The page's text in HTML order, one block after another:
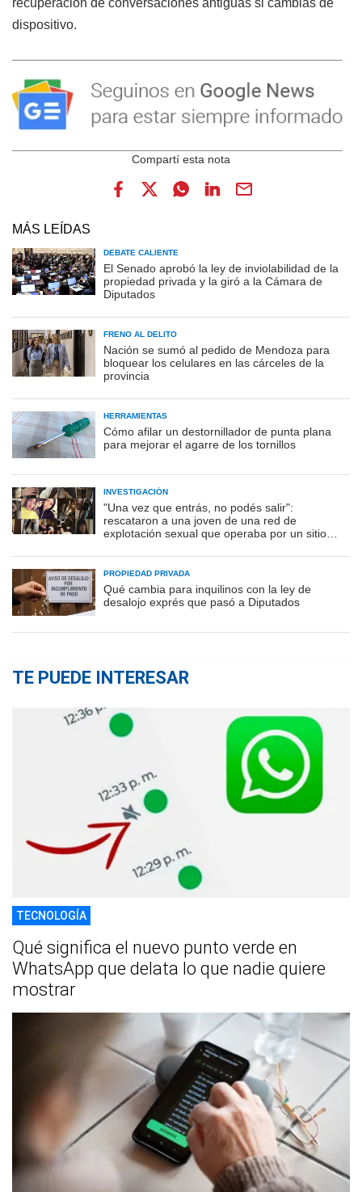
recuperación de conversaciones antiguas si cambias de
dispositivo.
MÁS LEÍDAS
DEBATE CALIENTE
El Senado aprobó la ley de inviolabilidad de la
propiedad privada y la giró a la Cámara de
Diputados
FRENO AL DELITO
Nación se sumó al pedido de Mendoza para
bloquear los celulares en las cárceles de la
provincia
HERRAMIENTAS
Cómo afilar un destornillador de punta plana
para mejorar el agarre de los tornillos
INVESTIGACIÓN
"Una vez que entrás, no podés salir":
rescataron a una joven de una red de
explotación sexual que operaba por un sitio
PROPIEDAD PRIVADA
Qué cambia para inquilinos con la ley de
desalojo exprés que pasó a Diputados
TE PUEDE INTERESAR
TECNOLOGÍA
Qué significa el nuevo punto verde en
WhatsApp que delata lo que nadie quiere
mostrar